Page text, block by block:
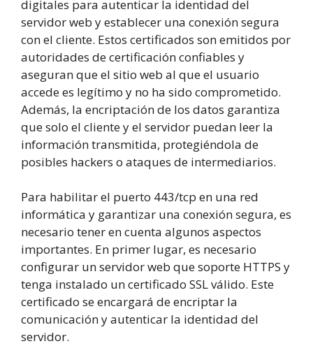
digitales para autenticar la identidad del
servidor web y establecer una conexión segura
con el cliente. Estos certificados son emitidos por
autoridades de certificación confiables y
aseguran que el sitio web al que el usuario
accede es legítimo y no ha sido comprometido.
Además, la encriptación de los datos garantiza
que solo el cliente y el servidor puedan leer la
información transmitida, protegiéndola de
posibles hackers o ataques de intermediarios.
Para habilitar el puerto 443/tcp en una red
informática y garantizar una conexión segura, es
necesario tener en cuenta algunos aspectos
importantes. En primer lugar, es necesario
configurar un servidor web que soporte HTTPS y
tenga instalado un certificado SSL válido. Este
certificado se encargará de encriptar la
comunicación y autenticar la identidad del
servidor.